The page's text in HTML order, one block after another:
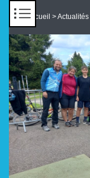
Accueil >Actualités